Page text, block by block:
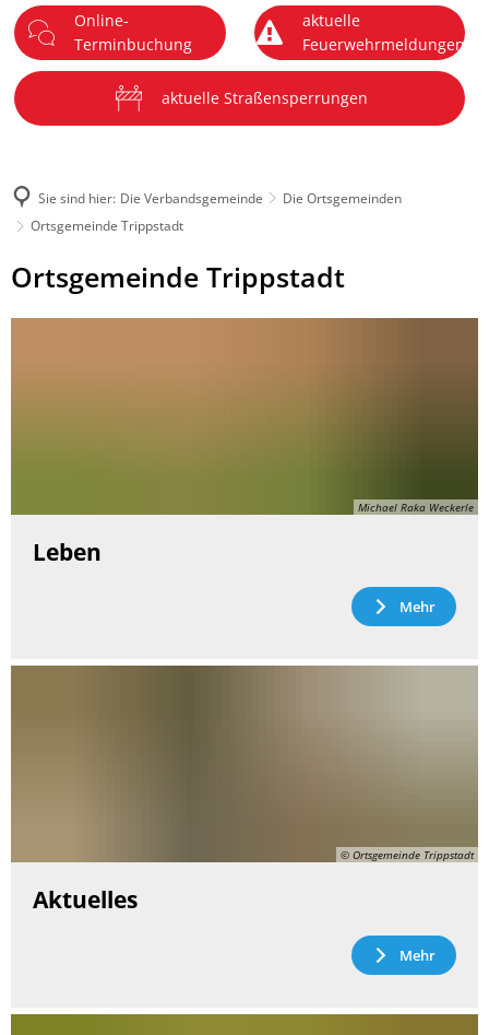
Menü
Online-
Terminbuchung
aktuelle
Feuerwehrmeldungen
aktuelle Straßensperrungen
Sie sind hier: Die Verbandsgemeinde
Die Ortsgemeinden
Ortsgemeinde Trippstadt
Ortsgemeinde
Trippstadt
Ortsgemeinde Trippstadt
Michael Raka Weckerle
Leben
Mehr
© Ortsgemeinde Trippstadt
Aktuelles
Mehr